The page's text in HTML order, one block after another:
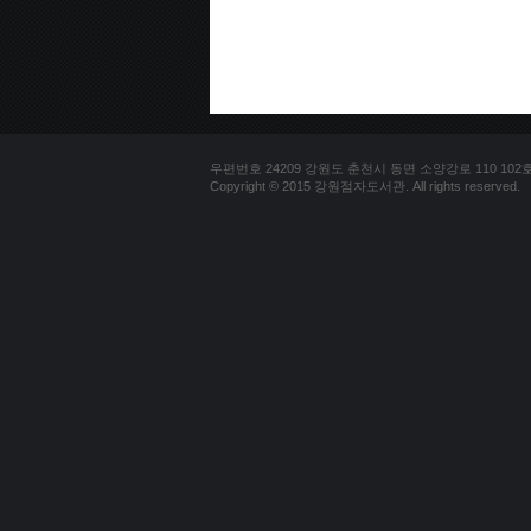
우편번호 24209 강원도 춘천시 동면 소양강로 110 102
Copyright © 2015 강원점자도서관. All rights reserved.